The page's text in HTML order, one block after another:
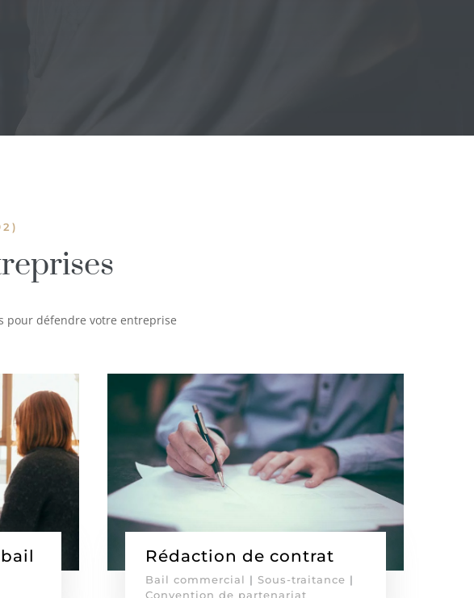
pour défendre votre entreprise
Rédaction de contrat
Bail commercial | Sous-traitance |
Convention de partenariat